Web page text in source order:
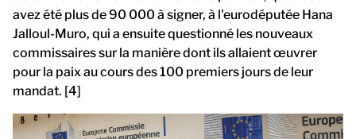
avez été plus de 90 000 à signer, à l'eurodéputée Hana
Jalloul-Muro, qui a ensuite questionné les nouveaux
commissaires sur la manière dont ils allaient œuvrer
pour la paix au cours des 100 premiers jours de leur
mandat. [4]